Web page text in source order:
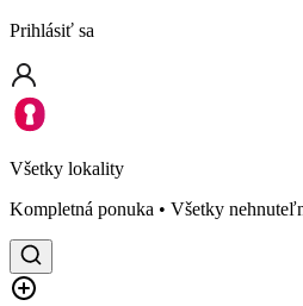
Prihlásiť sa
Všetky lokality
Kompletná ponuka • Všetky